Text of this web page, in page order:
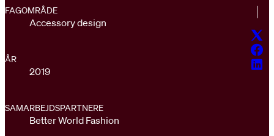
FAGOMRÅDE
Accessory design
ÅR
2019
SAMARBEJDSPARTNERE
Better World Fashion